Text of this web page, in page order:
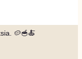
🥔🥣🍝